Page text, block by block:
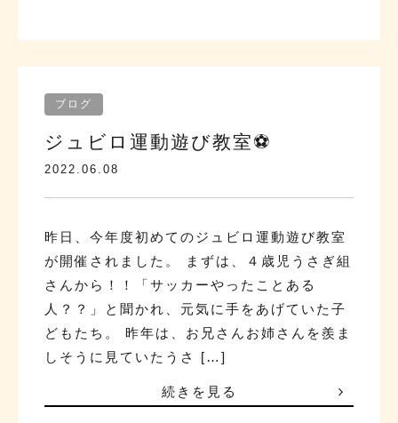
ブログ
ジュビロ運動遊び教室⚽
2022.06.08
昨日、今年度初めてのジュビロ運動遊び教室
が開催されました。 まずは、４歳児うさぎ組
さんから！！「サッカーやったことある
人？？」と聞かれ、元気に手をあげていた子
どもたち。 昨年は、お兄さんお姉さんを羨ま
しそうに見ていたうさ […]
続きを見る